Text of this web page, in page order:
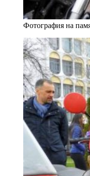
Фотография на